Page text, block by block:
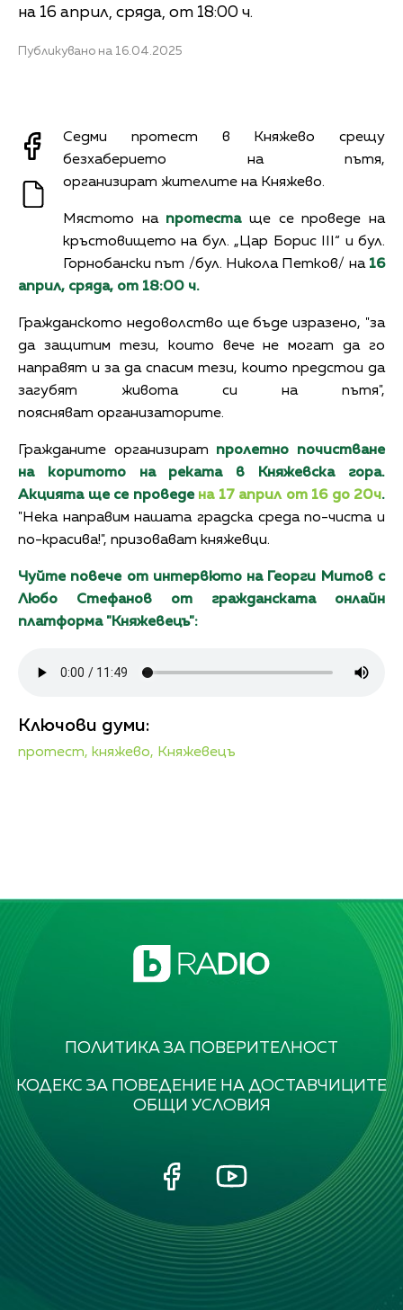
на 16 април, сряда, от 18:00 ч.
Публикувано на 16.04.2025
Седми протест в Княжево срещу
безхаберието на пътя,
организират жителите на Княжево.
Мястото на протестаще се проведе на
кръстовището на бул. „Цар Борис III“ и бул.
Горнобански път /бул. Никола Петков/ на16
април, сряда, от 18:00 ч.
Гражданското недоволство ще бъде изразено, "за
да защитим тези, които вече не могат да го
направят и за да спасим тези, които предстои да
загубят живота си на пътя",
поясняват организаторите.
Гражданите организират пролетно почистване
на коритото на реката в Княжевска гора.
Акцията ще се проведе на 17 април от 16 до 20ч.
"Нека направим нашата градска среда по-чиста и
по-красива!", призовават княжевци.
Чуйте повече от интервюто на Георги Митов с
Любо Стефанов от гражданската онлайн
платформа "Княжевецъ":
Ключови думи:
протест, княжево, Княжевецъ
ПОЛИТИКА ЗА ПОВЕРИТЕЛНОСТ
КОДЕКС ЗА ПОВЕДЕНИЕ НА ДОСТАВЧИЦИТЕ
ОБЩИ УСЛОВИЯ